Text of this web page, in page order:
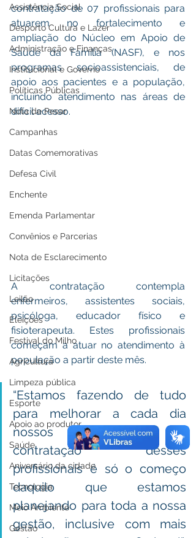
Assistência Social
Desporto Cultura e Lazer
Administração e Finanças
Institucional e Governo
Políticas Públicas
Nota de Pesar
Campanhas
Datas Comemorativas
Defesa Civil
Enchente
Emenda Parlamentar
Convênios e Parcerias
Nota de Esclarecimento
Licitações
Leilão
Eleições
Festival do Milho
Agricultura
Limpeza pública
Esporte
Apoio ao produtor
Saúde
Aniversário da cidade
Tecnologia
Meio Ambiente
Gestão
contratação de 07 profissionais para
atuarem no fortalecimento e
ampliação do Núcleo em Apoio de
Saúde da Família (NASF), e nos
programas socioassistenciais, de
apoio aos pacientes e a população,
incluindo atendimento nas áreas de
difícil acesso.
A contratação contempla
enfermeiros, assistentes sociais,
psicóloga, educador físico e
fisioterapeuta. Estes profissionais
começam a atuar no atendimento à
população a partir deste mês.
“Estamos fazendo de tudo
para melhorar a cada dia
nossos serviços. A
contratação desses
profissionais é só o começo
daquilo que estamos
planejando para toda a nossa
gestão, inclusive com mais